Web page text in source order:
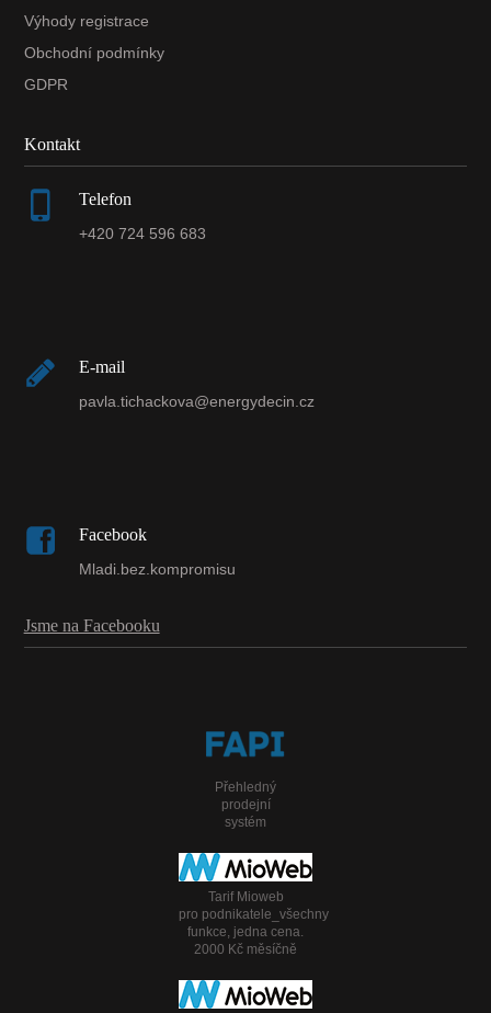
Výhody registrace
Obchodní podmínky
GDPR
Kontakt
Telefon
+420 724 596 683
E-mail
pavla.tichackova@energydecin.cz
Facebook
Mladi.bez.kompromisu
Jsme na Facebooku
Přehledný
prodejní
systém
Tarif Mioweb
pro podnikatele_všechny
funkce, jedna cena.
2000 Kč měsíčně